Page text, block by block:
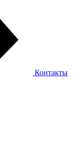
Контакты